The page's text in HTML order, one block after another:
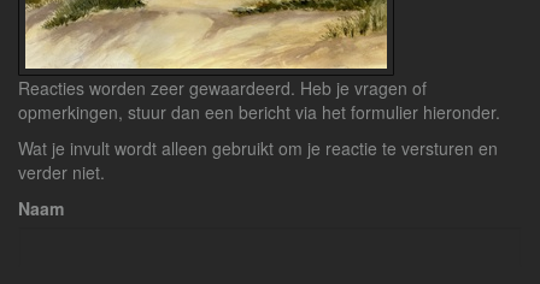
Reacties worden zeer gewaardeerd. Heb je vragen of
opmerkingen, stuur dan een bericht via het formulier hieronder.
Wat je invult wordt alleen gebruikt om je reactie te versturen en
verder niet.
Naam